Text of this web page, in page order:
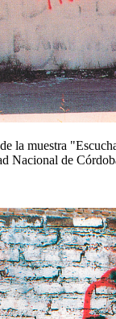
la muestra
Nacional de